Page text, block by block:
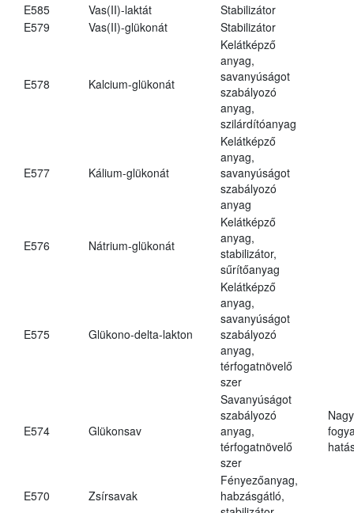
E585 Vas(II)-laktát
Stabilizátor
E579
Vas(II)-glükonát Stabilizátor
E578 Kalcium-glükonát
Kelátképző
anyag,
savanyúságot
szabályozó
anyag,
szilárdítóanyag
E577 Kálium-glükonát
Kelátképző
anyag,
savanyúságot
szabályozó
anyag
E576 Nátrium-glükonát
Kelátképző
anyag,
stabilizátor,
sűrítőanyag
E575 Glükono-delta-lakton
Kelátképző
anyag,
savanyúságot
szabályozó
anyag,
térfogatnövelő
szer
E574 Glükonsav
Savanyúságot
szabályozó
anyag,
térfogatnövelő
szer
E570 Zsírsavak
Fényezőanyag,
habzásgátló,